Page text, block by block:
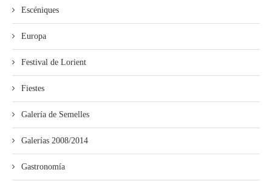
Escéniques
Europa
Festival de Lorient
Fiestes
Galería de Semelles
Galerías 2008/2014
Gastronomía